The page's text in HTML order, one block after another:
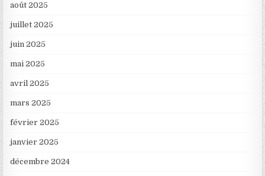
août 2025
juillet 2025
juin 2025
mai 2025
avril 2025
mars 2025
février 2025
janvier 2025
décembre 2024